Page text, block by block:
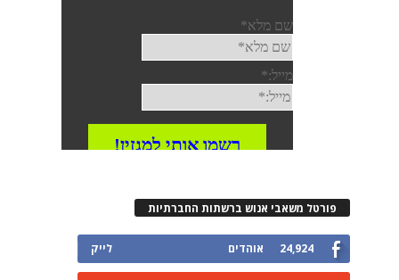
פורטל משאבי אנוש ברשתות החברתיות
24,924 אוהדים לייק